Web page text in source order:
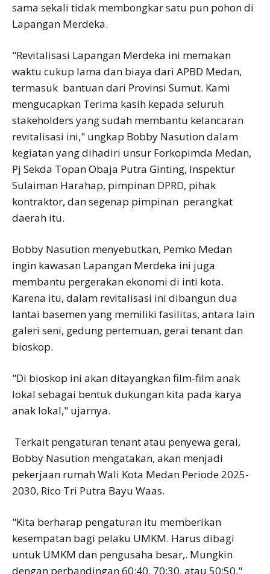
sama sekali tidak membongkar satu pun pohon di
Lapangan Merdeka.
"Revitalisasi Lapangan Merdeka ini memakan
waktu cukup lama dan biaya dari APBD Medan,
termasuk bantuan dari Provinsi Sumut. Kami
mengucapkan Terima kasih kepada seluruh
stakeholders yang sudah membantu kelancaran
revitalisasi ini," ungkap Bobby Nasution dalam
kegiatan yang dihadiri unsur Forkopimda Medan,
Pj Sekda Topan Obaja Putra Ginting, Inspektur
Sulaiman Harahap, pimpinan DPRD, pihak
kontraktor, dan segenap pimpinan perangkat
daerah itu.
Bobby Nasution menyebutkan, Pemko Medan
ingin kawasan Lapangan Merdeka ini juga
membantu pergerakan ekonomi di inti kota.
Karena itu, dalam revitalisasi ini dibangun dua
lantai basemen yang memiliki fasilitas, antara lain
galeri seni, gedung pertemuan, gerai tenant dan
bioskop.
"Di bioskop ini akan ditayangkan film-film anak
lokal sebagai bentuk dukungan kita pada karya
anak lokal," ujarnya.
Terkait pengaturan tenant atau penyewa gerai,
Bobby Nasution mengatakan, akan menjadi
pekerjaan rumah Wali Kota Medan Periode 2025-
2030, Rico Tri Putra Bayu Waas.
"Kita berharap pengaturan itu memberikan
kesempatan bagi pelaku UMKM. Harus dibagi
untuk UMKM dan pengusaha besar,. Mungkin
dengan perbandingan 60:40, 70:30, atau 50:50,"